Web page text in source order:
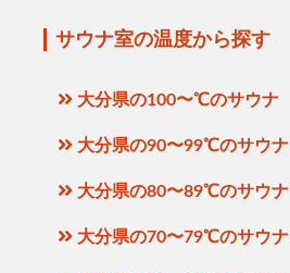
サウナ室の温度から探す
大分県の100〜℃のサウナ
大分県の90〜99℃のサウナ
大分県の80〜89℃のサウナ
大分県の70〜79℃のサウナ